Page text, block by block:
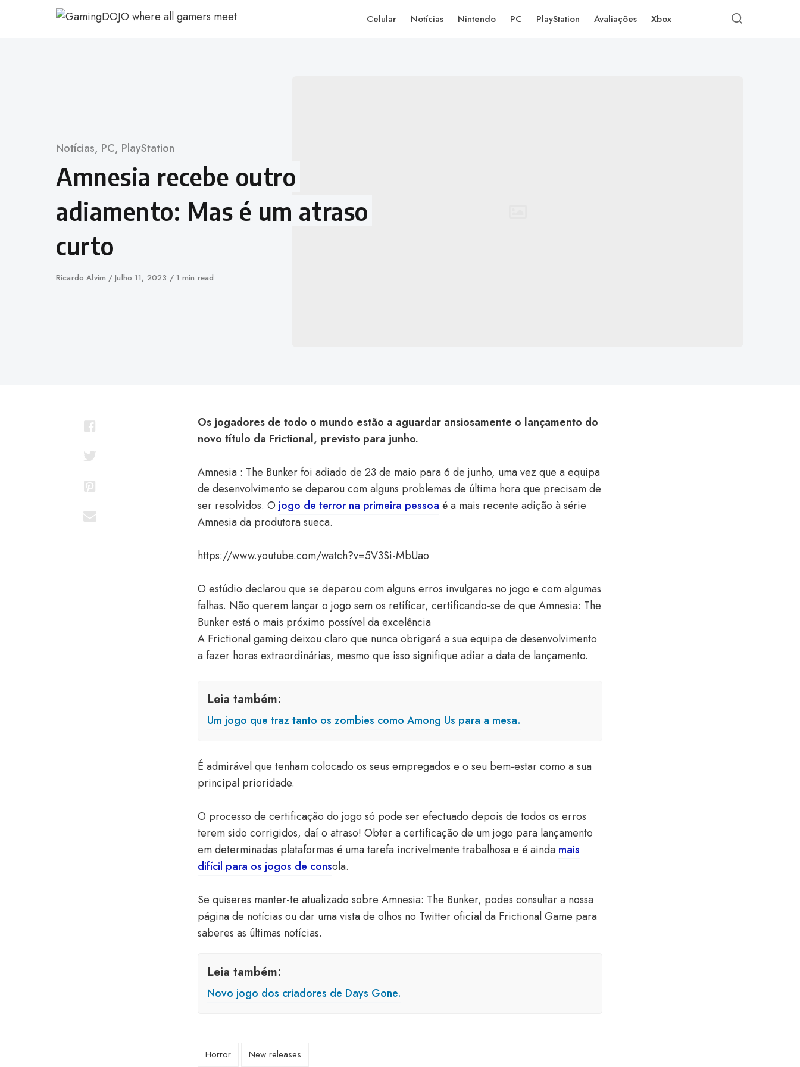
Celular Notícias Nintendo PC PlayStation Avaliações Xbox
Categoria
Notícias, PC, PlayStation
Amnesia recebe outro
adiamento: Mas é um atraso
curto
Autor
Ricardo Alvim
Publicado
Julho 11, 2023 1 min read
Os jogadores de todo o mundo estão a aguardar ansiosamente o lançamento do
novo título da Frictional, previsto para junho.
Amnesia : The Bunker foi adiado de 23 de maio para 6 de junho, uma vez que a equipa
de desenvolvimento se deparou com alguns problemas de última hora que precisam de
ser resolvidos. O jogo de terror na primeira pessoa é a mais recente adição à série
Amnesia da produtora sueca.
https://www.youtube.com/watch?v=5V3Si-MbUao
O estúdio declarou que se deparou com alguns erros invulgares no jogo e com algumas
falhas. Não querem lançar o jogo sem os retificar, certificando-se de que Amnesia: The
Bunker está o mais próximo possível da excelência
A Frictional gaming deixou claro que nunca obrigará a sua equipa de desenvolvimento
a fazer horas extraordinárias, mesmo que isso signifique adiar a data de lançamento.
Leia também:
Um jogo que traz tanto os zombies como Among Us para a mesa.
É admirável que tenham colocado os seus empregados e o seu bem-estar como a sua
principal prioridade.
O processo de certificação do jogo só pode ser efectuado depois de todos os erros
terem sido corrigidos, daí o atraso! Obter a certificação de um jogo para lançamento
em determinadas plataformas é uma tarefa incrivelmente trabalhosa e é ainda mais
difícil para os jogos de consola.
Se quiseres manter-te atualizado sobre Amnesia: The Bunker, podes consultar a nossa
página de notícias ou dar uma vista de olhos no Twitter oficial da Frictional Game para
saberes as últimas notícias.
Leia também:
Novo jogo dos criadores de Days Gone.
Horror New releases